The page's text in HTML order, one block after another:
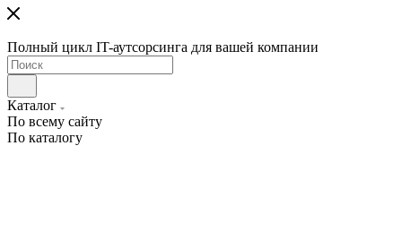
Полный цикл IT-аутсорсинга для вашей компании
Каталог
По всему сайту
По каталогу